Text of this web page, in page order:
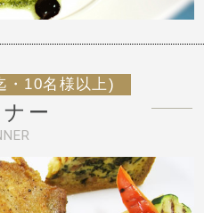
・10名様以上)
ー